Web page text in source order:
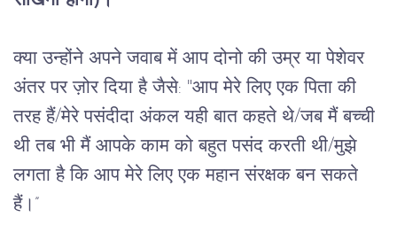
क्या उन्होंने अपने जवाब में आप दोनो की उम्र या पेशेवर
अंतर पर ज़ोर दिया है जैसे: "आप मेरे लिए एक पिता की
तरह हैं/मेरे पसंदीदा अंकल यही बात कहते थे/जब मैं बच्ची
थी तब भी मैं आपके काम को बहुत पसंद करती थी/मुझे
लगता है कि आप मेरे लिए एक महान संरक्षक बन सकते
हैं।”